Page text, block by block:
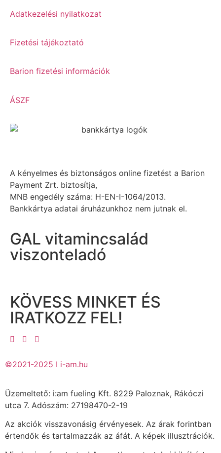
Adatkezelési nyilatkozat
Fizetési tájékoztató
Barion fizetési információk
ÁSZF
A kényelmes és biztonságos online fizetést a Barion
Payment Zrt. biztosítja,
MNB engedély száma: H-EN-I-1064/2013.
Bankkártya adatai áruházunkhoz nem jutnak el.
GAL vitamincsalád
viszonteladó
KÖVESS MINKET ÉS
IRATKOZZ FEL!
©2021-2025 I i-am.hu
Üzemeltető: i:am fueling Kft. 8229 Paloznak, Rákóczi
utca 7. Adószám: 27198470-2-19
Az akciók visszavonásig érvényesek. Az árak forintban
értendők és tartalmazzák az áfát. A képek illusztrációk.